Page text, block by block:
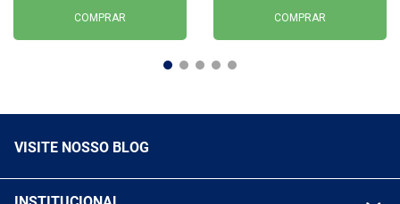
COMPRAR COMPRAR
VISITE NOSSO BLOG